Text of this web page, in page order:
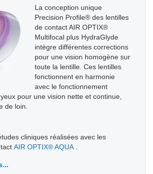
La conception unique
Precision Profile® des lentilles
de contact AIR OPTIX®
Multifocal plus HydraGlyde
intègre différentes corrections
pour une vision homogène sur
toute la lentille. Ces lentilles
fonctionnent en harmonie
avec le fonctionnement
pour une vision nette et continue,
de loin.
cliniques réalisées avec les
AIR OPTIX® AQUA.